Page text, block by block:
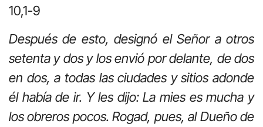
10,1-9
Después de esto, designó el Señor a otros
setenta y dos y los envió por delante, de dos
en dos, a todas las ciudades y sitios adonde
él había de ir. Y les dijo: La mies es mucha y
los obreros pocos. Rogad, pues, al Dueño de